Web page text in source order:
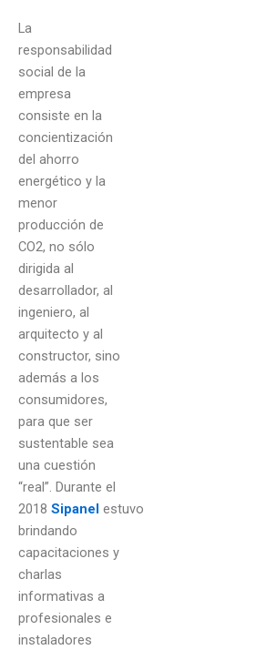
La
responsabilidad
social de la
empresa
consiste en la
concientización
del ahorro
energético y la
menor
producción de
CO2, no sólo
dirigida al
desarrollador, al
ingeniero, al
arquitecto y al
constructor, sino
además a los
consumidores,
para que ser
sustentable sea
una cuestión
“real”. Durante el
2018 Sipanel estuvo
brindando
capacitaciones y
charlas
informativas a
profesionales e
instaladores